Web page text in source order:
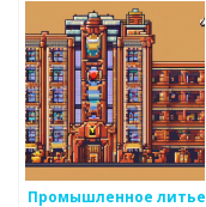
Промышленное литье